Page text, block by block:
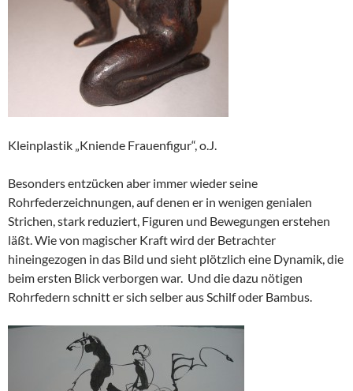
Kleinplastik „Kniende Frauenfigur“, o.J.
Besonders entzücken aber immer wieder seine
Rohrfederzeichnungen, auf denen er in wenigen genialen
Strichen, stark reduziert, Figuren und Bewegungen erstehen
läßt. Wie von magischer Kraft wird der Betrachter
hineingezogen in das Bild und sieht plötzlich eine Dynamik, die
beim ersten Blick verborgen war. Und die dazu nötigen
Rohrfedern schnitt er sich selber aus Schilf oder Bambus.